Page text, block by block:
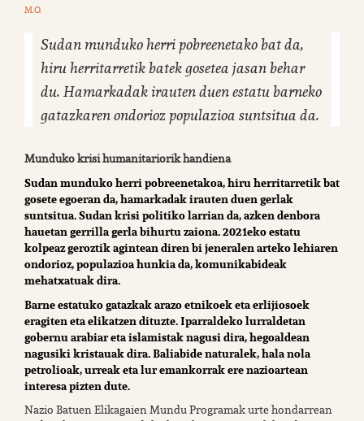
M.O.
Sudan munduko herri pobreenetako bat da,
hiru herritarretik batek gosetea jasan behar
du. Hamarkadak irauten duen estatu barneko
gatazkaren ondorioz populazioa suntsitua da.
Munduko krisi humanitariorik handiena
Sudan munduko herri pobreenetakoa, hiru herritarretik bat
gosete egoeran da, hamarkadak irauten duen gerlak
suntsitua. Sudan krisi politiko larrian da, azken denbora
hauetan gerrilla gerla bihurtu zaiona. 2021eko estatu
kolpeaz geroztik agintean diren bi jeneralen arteko lehiaren
ondorioz, populazioa hunkia da, komunikabideak
mehatxatuak dira.
Barne estatuko gatazkak arazo etnikoek eta erlijiosoek
eragiten eta elikatzen dituzte. Iparraldeko lurraldetan
gobernu arabiar eta islamistak nagusi dira, hegoaldean
nagusiki kristauak dira. Baliabide naturalek, hala nola
petrolioak, urreak eta lur emankorrak ere nazioartean
interesa pizten dute.
Nazio Batuen Elikagaien Mundu Programak urte hondarrean